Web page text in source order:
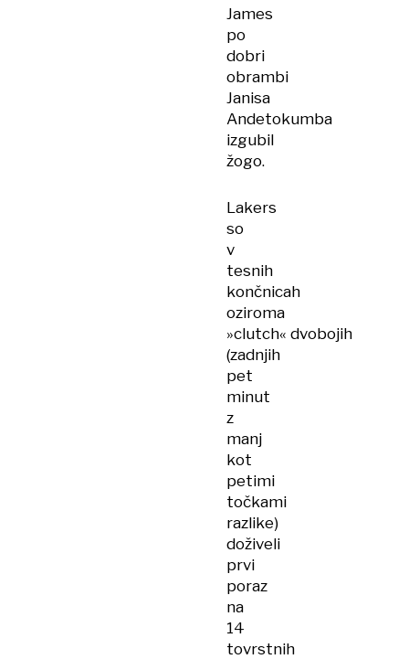
James
po
dobri
obrambi
Janisa
Andetokumba
izgubil
žogo.
Lakers
so
v
tesnih
končnicah
oziroma
»clutch« dvobojih
(zadnjih
pet
minut
z
manj
kot
petimi
točkami
razlike)
doživeli
prvi
poraz
na
14
tovrstnih